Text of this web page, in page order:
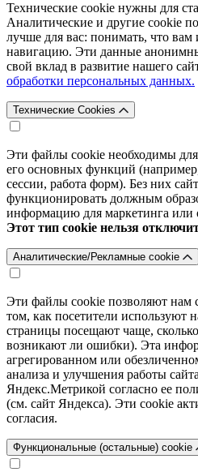
Технические cookie нужны для
Аналитические и другие cookie
лучше для вас: понимать, что вам
навигацию. Эти данные
свой вклад в развитие нашего
обработки персональных данных.
Технические Cookies
Эти файлы cookie необходимы
его основных функций
сессии, работа форм). Без них
функционировать должным
информацию для маркетинга или
Этот тип cookie нельзя
Аналитические/Рекламные cookie
Эти файлы cookie позволяют нам
том, как посетители используют
страницы посещают чаще,
возникают ли ошибки). Эта
агрегированном или
анализа и улучшения работы
Яндекс.Метрикой согласно ее
(см. сайт Яндекса). Эти cookie
согласия.
Функциональные (остальные) cookie